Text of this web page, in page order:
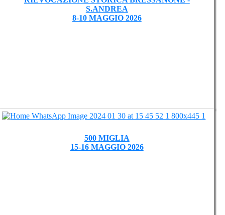
S.ANDREA
8-10 MAGGIO 2026
500 MIGLIA
15-16 MAGGIO 2026